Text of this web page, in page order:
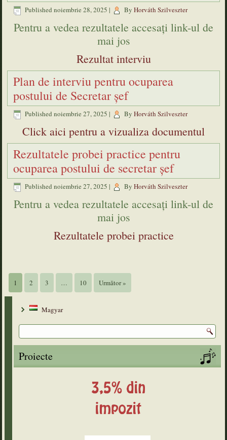
Published noiembrie 28, 2025 | By Horváth Szilveszter
Pentru a vedea rezultatele accesați link-ul de
mai jos
Rezultat interviu
Plan de interviu pentru ocuparea
postului de Secretar șef
Published noiembrie 27, 2025 | By Horváth Szilveszter
Click aici pentru a vizualiza documentul
Rezultatele probei practice pentru
ocuparea postului de secretar șef
Published noiembrie 27, 2025 | By Horváth Szilveszter
Pentru a vedea rezultatele accesați link-ul de
mai jos
Rezultatele probei practice
1 2 3 … 10 Următor »
Magyar
Proiecte